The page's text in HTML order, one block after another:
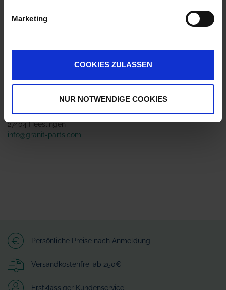
Marketing
COOKIES ZULASSEN
NUR NOTWENDIGE COOKIES
ZUR VERGLEICHSLISTE HINZUFÜGEN
Wilhelm Fricke SE
Zum Kreuzkamp 7
27404 Heeslingen
info@granit-parts.com
Persönliche Preise nach Anmeldung
Versandkostenfrei ab 250€
Erstklassiger Kundenservice